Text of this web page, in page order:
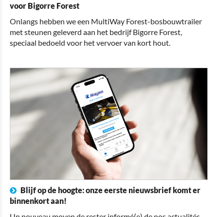
voor Bigorre Forest
Onlangs hebben we een MultiWay Forest-bosbouwtrailer
met steunen geleverd aan het bedrijf Bigorre Forest,
speciaal bedoeld voor het vervoer van kort hout.
Blijf op de hoogte: onze eerste nieuwsbrief komt er
binnenkort aan!